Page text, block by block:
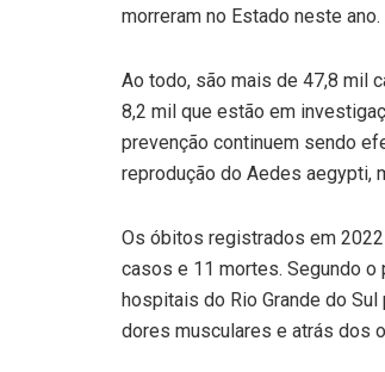
morreram no Estado neste ano.
Ao todo, são mais de 47,8 mil
8,2 mil que estão em
prevenção continuem sendo
reprodução do Aedes aegypti,
Os óbitos registrados em
casos e 11 mortes. Segundo
hospitais do Rio Grande do
dores musculares e atrás dos